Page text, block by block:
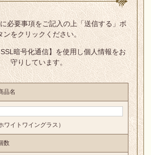
必要事項をご記入の上「送信する」ボ
ンをクリックください。
暗号化通信】を使用し個人情報をお
守りしています。
品名
ワイトワイングラス）
数